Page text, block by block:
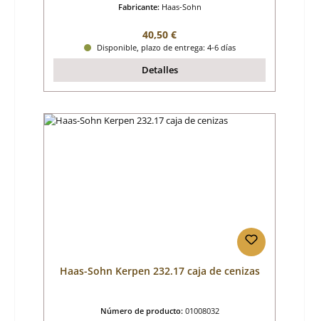
Fabricante: Haas-Sohn
Precio normal:
40,50 €
Disponible, plazo de entrega: 4-6 días
Detalles
Haas-Sohn Kerpen 232.17 caja de cenizas
Número de producto: 01008032